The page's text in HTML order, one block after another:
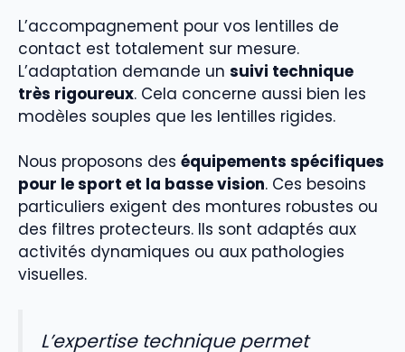
L’accompagnement pour vos lentilles de
contact est totalement sur mesure.
L’adaptation demande un suivi technique
très rigoureux. Cela concerne aussi bien les
modèles souples que les lentilles rigides.
Nous proposons des équipements spécifiques
pour le sport et la basse vision. Ces besoins
particuliers exigent des montures robustes ou
des filtres protecteurs. Ils sont adaptés aux
activités dynamiques ou aux pathologies
visuelles.
L’expertise technique permet